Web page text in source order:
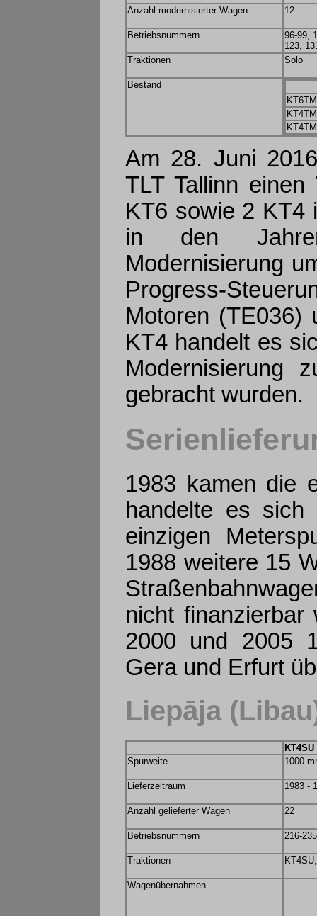
Anzahl modernisierter Wagen 12
Betriebsnummern
96-99,
123,
Traktionen
Solo
Bestand
KT6TM
Am 28. Juni
TLT Tallinn
KT6 sowie 2 KT4
in den Jahren
Modernisierung
Progress-
Motoren (TE036)
KT4 handelt es
Modernisierung
gebracht wurden.
1983 kamen die
handelte es
einzigen
1988 weitere 15
nicht
2000 und 2005
Gera und Erfurt
Liepāja
KT4SU
Spurweite
1000
Lieferzeitraum 1983 -
Anzahl gelieferter Wagen 22
Betriebsnummern 216-
Traktionen
Wagenübernahmen -